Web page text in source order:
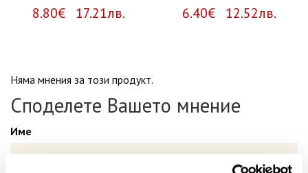
8.80€ 17.21лв.
6.40€ 12.52лв.
Няма мнения за този продукт.
Споделете Вашето мнение
Име